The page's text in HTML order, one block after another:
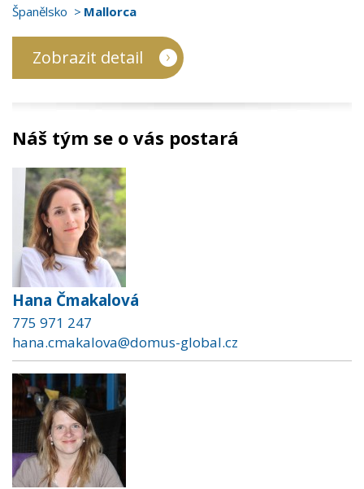
Španělsko Mallorca
Zobrazit detail
Náš tým se o vás postará
Hana Čmakalová
775 971 247
hana.cmakalova@domus-global.cz